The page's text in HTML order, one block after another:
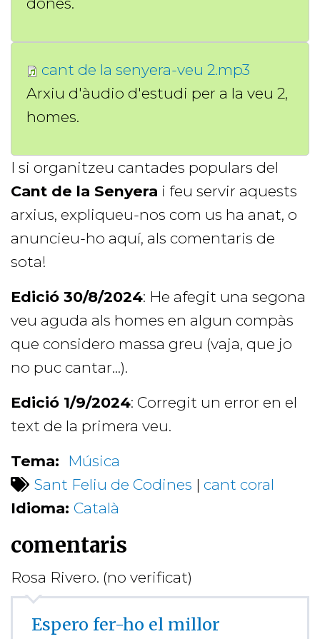
cant de la senyera-veu 2.mp3
Arxiu d'àudio d'estudi per a la veu 2,
homes.
I si organitzeu cantades populars del
Cant de la Senyera i feu servir aquests
arxius, expliqueu-nos com us ha anat, o
anuncieu-ho aquí, als comentaris de
sota!
Edició 30/8/2024: He afegit una segona
veu aguda als homes en algun compàs
que considero massa greu (vaja, que jo
no puc cantar...).
Edició 1/9/2024: Corregit un error en el
text de la primera veu.
Tema: Música
Sant Feliu de Codines | cant coral
Idioma: Català
comentaris
Rosa Rivero. (no verificat)
Espero fer-ho el millor